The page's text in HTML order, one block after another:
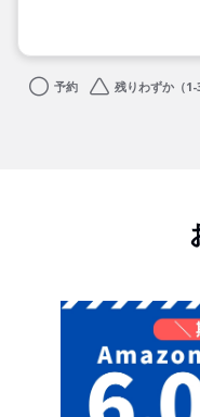
予約 残りわずか（1-